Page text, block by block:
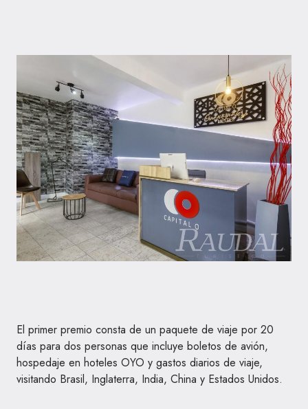
El primer premio consta de un paquete de viaje por 20
días para dos personas que incluye boletos de avión,
hospedaje en hoteles OYO y gastos diarios de viaje,
visitando Brasil, Inglaterra, India, China y Estados Unidos.